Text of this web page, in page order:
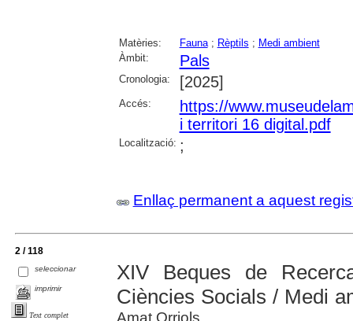
Matèries: Fauna; Rèptils ; Medi ambient
Àmbit:
Pals
Cronologia: [2025]
Accés:
https://
i territori 16 digital.pdf
Localització: ;
Enllaç permanent a aquest
2 / 118
seleccionar
imprimir
Text complet
XIV Beques de
Ciències Socials / Medi
Amat Orriols